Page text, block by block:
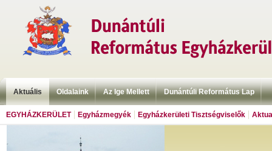
Aktuális Oldalaink Az Ige Mellett Dunántúli Református Lap
EGYHÁZKERÜLET Egyházmegyék Egyházkerületi Tisztségviselők